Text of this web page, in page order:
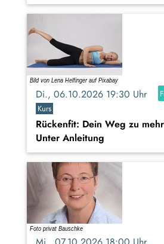
Di., 06.10.2026 19:30 Uhr
Kurs
Rückenfit: Dein Weg zu
Unter Anleitung